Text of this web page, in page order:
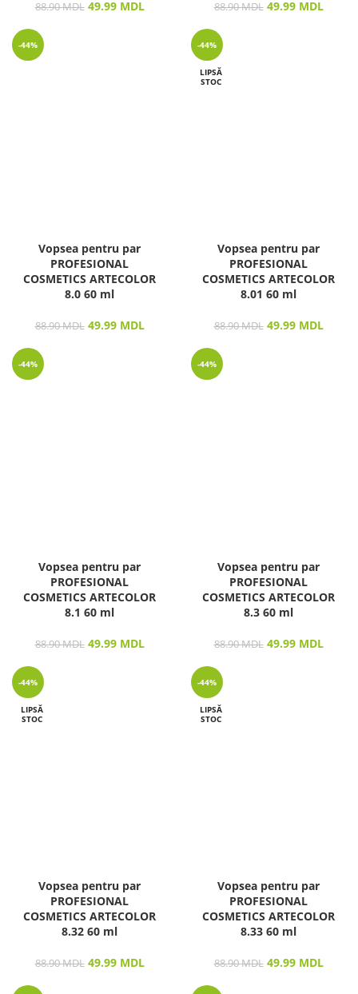
88.90MDL 49.99 MDL 88.90MDL 49.99 MDL
-44%
Vopsea pentru par
PROFESIONAL
COSMETICS ARTECOLOR
8.0 60 ml
88.90MDL 49.99 MDL
-44%
LIPSĂ
STOC
Vopsea pentru par
PROFESIONAL
COSMETICS ARTECOLOR
8.01 60 ml
88.90MDL 49.99 MDL
-44%
Vopsea pentru par
PROFESIONAL
COSMETICS ARTECOLOR
8.1 60 ml
88.90MDL 49.99 MDL
-44%
Vopsea pentru par
PROFESIONAL
COSMETICS ARTECOLOR
8.3 60 ml
88.90MDL 49.99 MDL
-44%
LIPSĂ
STOC
Vopsea pentru par
PROFESIONAL
COSMETICS ARTECOLOR
8.32 60 ml
88.90MDL 49.99 MDL
-44%
LIPSĂ
STOC
Vopsea pentru par
PROFESIONAL
COSMETICS ARTECOLOR
8.33 60 ml
88.90MDL 49.99 MDL